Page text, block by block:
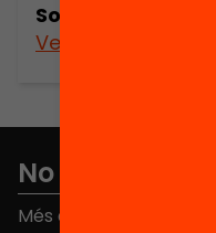
Solidaritat de
Veure’n més
No et perdis res
Més de 40.000